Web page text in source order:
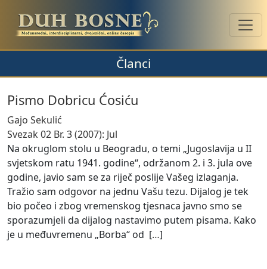
Članci
Pismo Dobricu Ćosiću
Gajo Sekulić
Svezak 02 Br. 3 (2007): Jul
Na okruglom stolu u Beogradu, o temi „Jugoslavija u II
svjetskom ratu 1941. godine“, održanom 2. i 3. jula ove
godine, javio sam se za riječ poslije Vašeg izlaganja.
Tražio sam odgovor na jednu Vašu tezu. Dijalog je tek
bio počeo i zbog vremenskog tjesnaca javno smo se
sporazumjeli da dijalog nastavimo putem pisama. Kako
je u međuvremenu „Borba“ od […]